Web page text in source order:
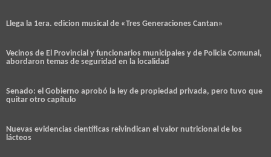
Llega la 1era. edicion musical de «Tres Generaciones Cantan»
Vecinos de El Provincial y funcionarios municipales y de Policia Comunal,
abordaron temas de seguridad en la localidad
Senado: el Gobierno aprobó la ley de propiedad privada, pero tuvo que
quitar otro capítulo
Nuevas evidencias científicas reivindican el valor nutricional de los
lácteos